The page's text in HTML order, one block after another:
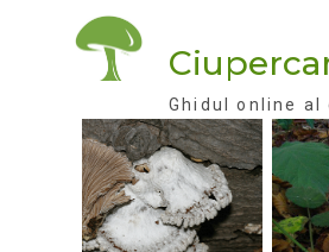
Ghidul online